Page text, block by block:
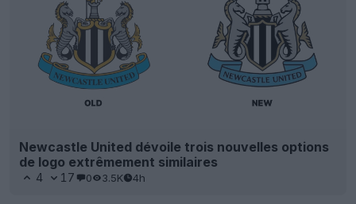
Newcastle United dévoile trois nouvelles options
de logo extrêmement similaires
4 17 0 3.5K 4h